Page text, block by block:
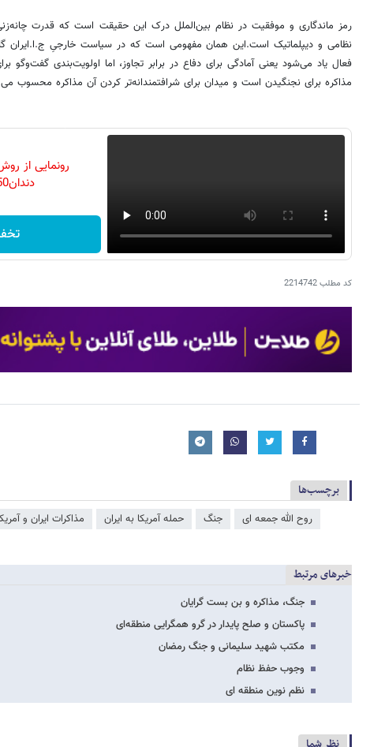
رمز ماندگاری و موفقیت در نظام بین‌الملل درک این حقیقت است که قدرت
نظامی و دیپلماتیک است.این همان مفهومی است که در سیاست خارجیِ ج.ا.ایران
فعال یاد می‌شود یعنی آمادگی برای دفاع در برابر تجاوز، اما اولویت‌بندی گفت‌وگو
مذاکره برای نجنگیدن است و میدان برای شرافتمندانه‌تر کردن آن مذاکره محسوب
رونمایی از
دندان50%تخفیف🔥
کد مطلب2214742
برچسب‌ها
روح الله جمعه ای جنگ حمله آمریکا به ایران مذاکرات ایران و
خبرهای مرتبط
جنگ، مذاکره و بن بست گرایان
پاکستان و صلح پایدار در گرو همگرایی منطقه‌ای
مکتب شهید سلیمانی و جنگ رمضان
وجوب حفظ نظام
نظم نوین منطقه ای